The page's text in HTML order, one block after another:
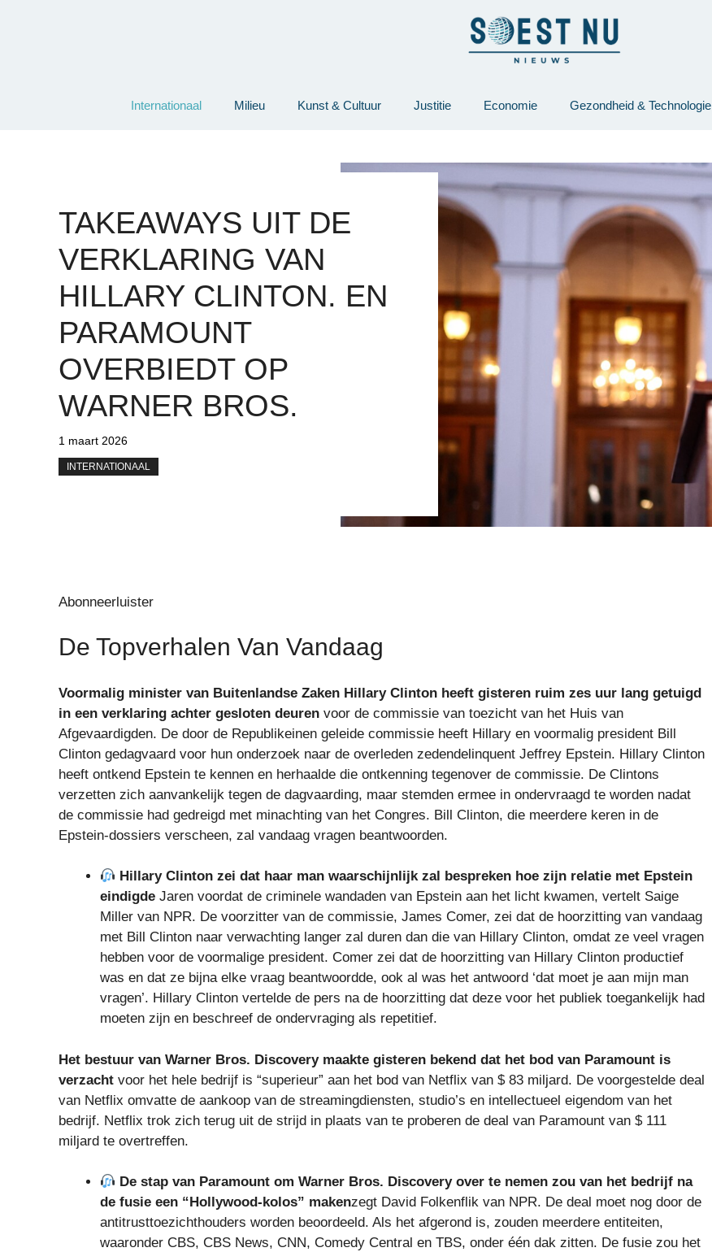
Internationaal Milieu Kunst & Cultuur Justitie Economie Gezondheid & Technologie
TAKEAWAYS UIT DE
VERKLARING VAN
HILLARY CLINTON. EN
PARAMOUNT
OVERBIEDT OP
WARNER BROS.
1 maart 2026
INTERNATIONAAL
Abonneerluister
De Topverhalen Van Vandaag
Voormalig minister van Buitenlandse Zaken Hillary Clinton heeft gisteren ruim zes uur lang getuigd
in een verklaring achter gesloten deuren voor de commissie van toezicht van het Huis van
Afgevaardigden. De door de Republikeinen geleide commissie heeft Hillary en voormalig president Bill
Clinton gedagvaard voor hun onderzoek naar de overleden zedendelinquent Jeffrey Epstein. Hillary Clinton
heeft ontkend Epstein te kennen en herhaalde die ontkenning tegenover de commissie. De Clintons
verzetten zich aanvankelijk tegen de dagvaarding, maar stemden ermee in ondervraagd te worden nadat
de commissie had gedreigd met minachting van het Congres. Bill Clinton, die meerdere keren in de
Epstein-dossiers verscheen, zal vandaag vragen beantwoorden.
Hillary Clinton zei dat haar man waarschijnlijk zal bespreken hoe zijn relatie met Epstein
eindigde Jaren voordat de criminele wandaden van Epstein aan het licht kwamen, vertelt Saige
Miller van NPR. De voorzitter van de commissie, James Comer, zei dat de hoorzitting van vandaag
met Bill Clinton naar verwachting langer zal duren dan die van Hillary Clinton, omdat ze veel vragen
hebben voor de voormalige president. Comer zei dat de hoorzitting van Hillary Clinton productief
was en dat ze bijna elke vraag beantwoordde, ook al was het antwoord ‘dat moet je aan mijn man
vragen’. Hillary Clinton vertelde de pers na de hoorzitting dat deze voor het publiek toegankelijk had
moeten zijn en beschreef de ondervraging als repetitief.
Het bestuur van Warner Bros. Discovery maakte gisteren bekend dat het bod van Paramount is
verzacht voor het hele bedrijf is “superieur” aan het bod van Netflix van $ 83 miljard. De voorgestelde deal
van Netflix omvatte de aankoop van de streamingdiensten, studio’s en intellectueel eigendom van het
bedrijf. Netflix trok zich terug uit de strijd in plaats van te proberen de deal van Paramount van $ 111
miljard te overtreffen.
De stap van Paramount om Warner Bros. Discovery over te nemen zou van het bedrijf na
de fusie een “Hollywood-kolos” makenzegt David Folkenflik van NPR. De deal moet nog door de
antitrusttoezichthouders worden beoordeeld. Als het afgerond is, zouden meerdere entiteiten,
waaronder CBS, CBS News, CNN, Comedy Central en TBS, onder één dak zitten. De fusie zou het